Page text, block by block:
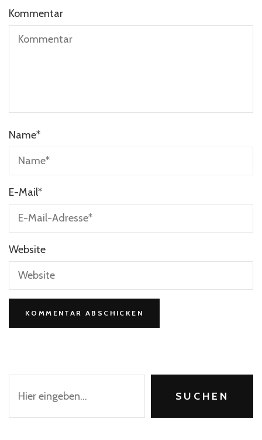
Kommentar
Name*
E-Mail*
Website
SUCHEN